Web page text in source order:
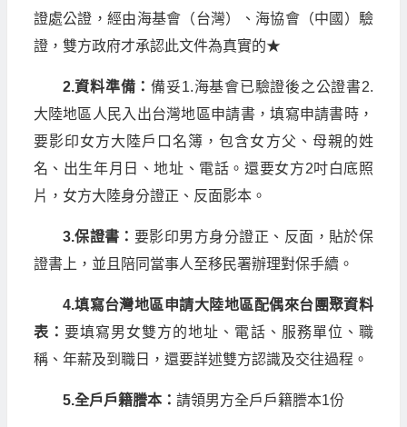
證處公證，經由海基會（台灣）、海協會（中國）驗
證，雙方政府才承認此文件為真實的★
2.資料準備：備妥1.海基會已驗證後之公證書2.
大陸地區人民入出台灣地區申請書，填寫申請書時，
要影印女方大陸戶口名簿，包含女方父、母親的姓
名、出生年月日、地址、電話。還要女方2吋白底照
片，女方大陸身分證正、反面影本。
3.保證書： 要影印男方身分證正、反面，貼於保
證書上，並且陪同當事人至移民署辦理對保手續。
4.填寫台灣地區申請大陸地區配偶來台團聚資料
表： 要填寫男女雙方的地址、電話、服務單位、職
稱、年薪及到職日，還要詳述雙方認識及交往過程。
5.全戶戶籍謄本： 請領男方全戶戶籍謄本1份